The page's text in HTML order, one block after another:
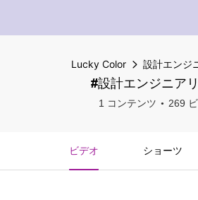
Lucky Color 設計エンジ
#設計エンジニア
1 コンテンツ 269
ビデオ ショーツ